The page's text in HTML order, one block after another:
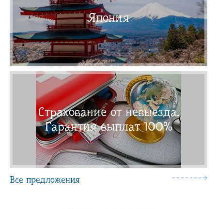
Япония
Страхование от невыезда.
Гарантия выплат 100%
Все предложения